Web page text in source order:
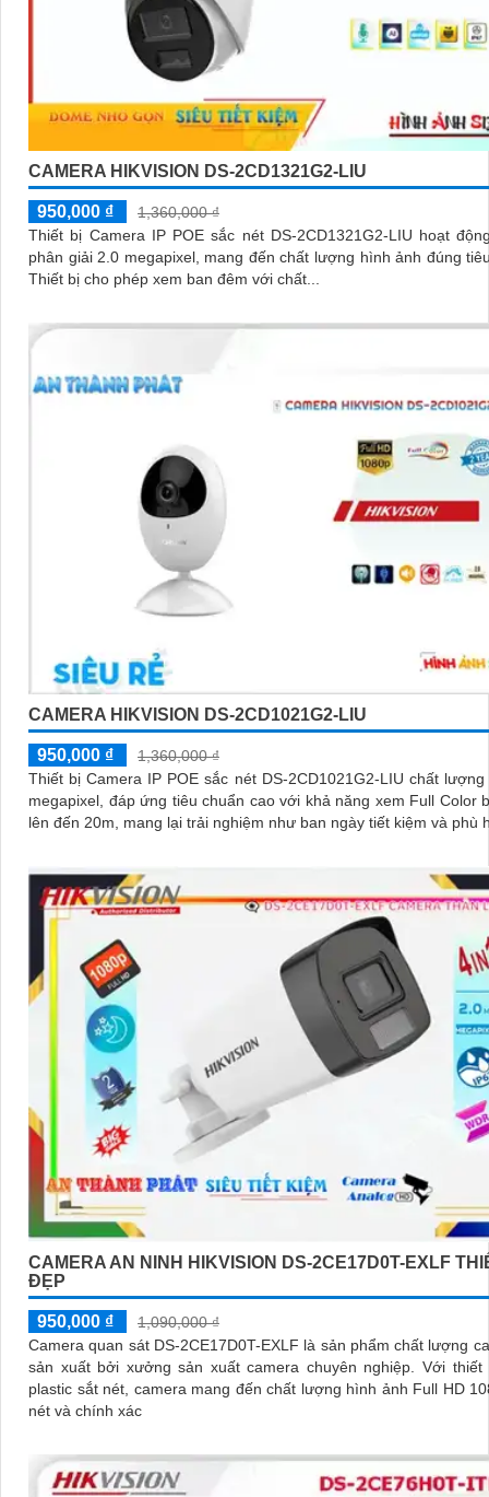
CAMERA HIKVISION DS-2CD1321G2-LIU
950,000 ₫
1,360,000 ₫
Thiết bị Camera IP POE sắc nét DS-2CD1321G2-LIU hoạt
phân giải 2.0 megapixel, mang đến chất lượng hình ảnh đúng
Thiết bị cho phép xem ban đêm với chất...
CAMERA HIKVISION DS-2CD1021G2-LIU
950,000 ₫
1,360,000 ₫
Thiết bị Camera IP POE sắc nét DS-2CD1021G2-LIU chất
megapixel, đáp ứng tiêu chuẩn cao với khả năng xem Full Color
lên đến 20m, mang lại trải nghiệm như ban ngày tiết kiệm và phù
CAMERA AN NINH HIKVISION DS-2CE17D0T-EXLF
ĐẸP
950,000 ₫
1,090,000 ₫
Camera quan sát DS-2CE17D0T-EXLF là sản phẩm chất lượng
sản xuất bởi xưởng sản xuất camera chuyên nghiệp. Với thiết kế thân
plastic sắt nét, camera mang đến chất lượng hình ảnh Full HD
nét và chính xác